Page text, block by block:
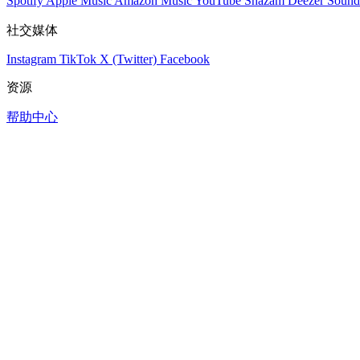
社交媒体
Instagram TikTok X (Twitter) Facebook
资源
帮助中心